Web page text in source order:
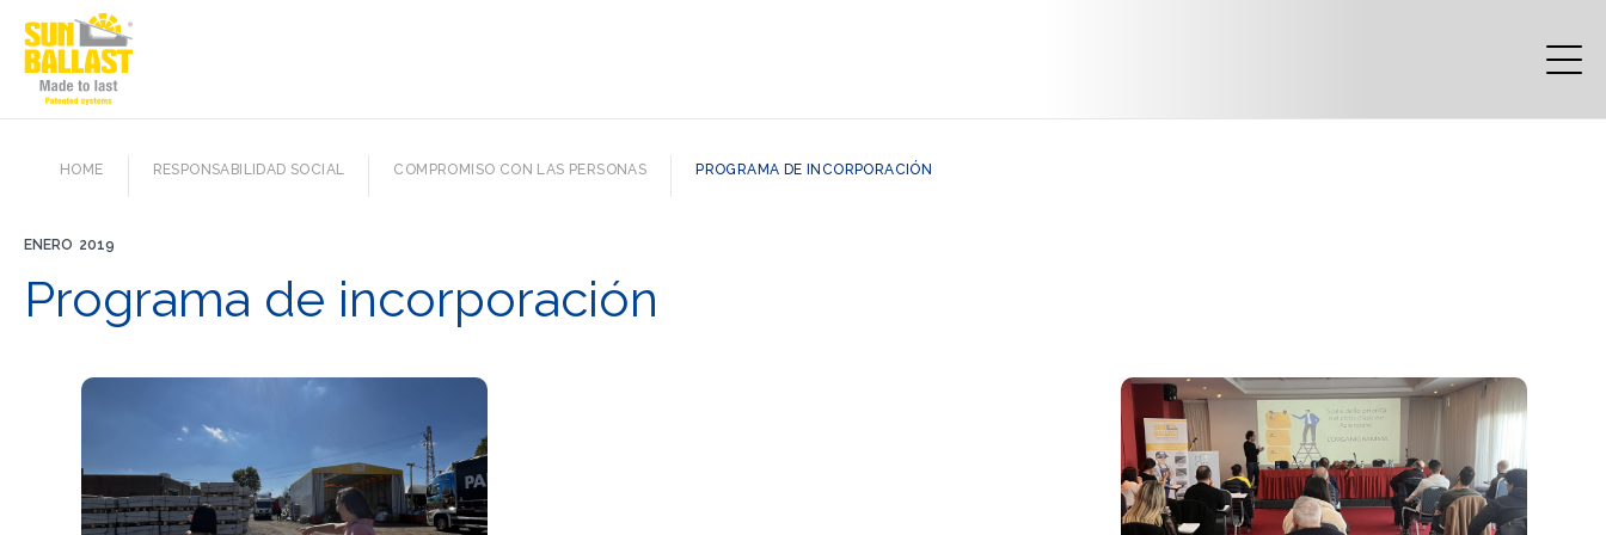
HOME RESPONSABILIDAD SOCIAL COMPROMISO CON LAS PERSONAS PROGRAMA DE INCORPORACIÓN
ENERO 2019
Programa de incorporación